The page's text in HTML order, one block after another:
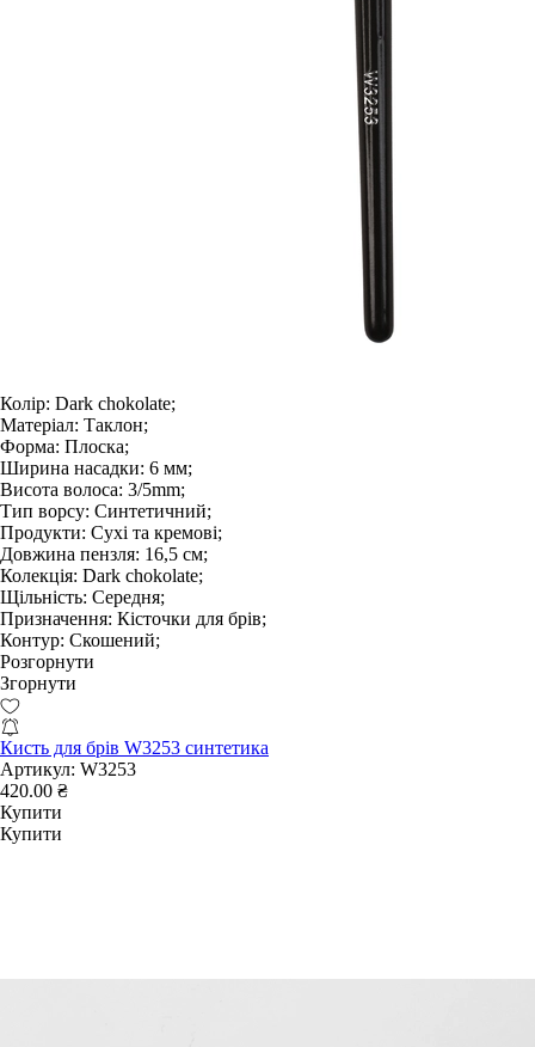
Колір: Dark chokolate;
Матеріал: Таклон;
Форма: Плоска;
Ширина насадки: 6 мм;
Висота волоса: 3/5mm;
Тип ворсу: Синтетичний;
Продукти: Сухі та кремові;
Довжина пензля: 16,5 см;
Колекція: Dark chokolate;
Щільність: Середня;
Призначення: Кісточки для брів;
Контур: Скошений;
Розгорнути
Згорнути
Кисть для брів W3253 синтетика
Артикул: W3253
420.00 ₴
Купити
Купити